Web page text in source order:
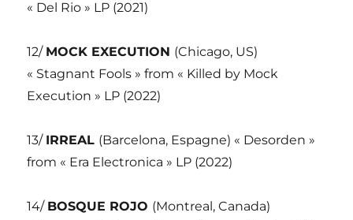
« Del Rio » LP (2021)
12/ MOCK EXECUTION (Chicago, US)
« Stagnant Fools » from « Killed by Mock
Execution » LP (2022)
13/ IRREAL (Barcelona, Espagne) « Desorden »
from « Era Electronica » LP (2022)
14/ BOSQUE ROJO (Montreal, Canada)